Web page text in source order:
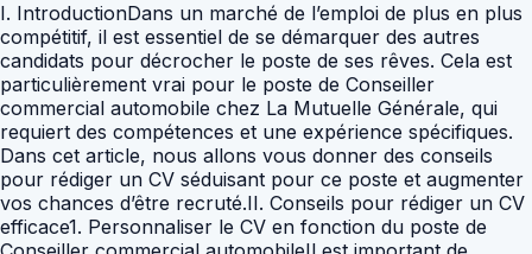
I. IntroductionDans un marché de l’emploi de plus en plus
compétitif, il est essentiel de se démarquer des autres
candidats pour décrocher le poste de ses rêves. Cela est
particulièrement vrai pour le poste de Conseiller
commercial automobile chez La Mutuelle Générale, qui
requiert des compétences et une expérience spécifiques.
Dans cet article, nous allons vous donner des conseils
pour rédiger un CV séduisant pour ce poste et augmenter
vos chances d’être recruté.II. Conseils pour rédiger un CV
efficace1. Personnaliser le CV en fonction du poste de